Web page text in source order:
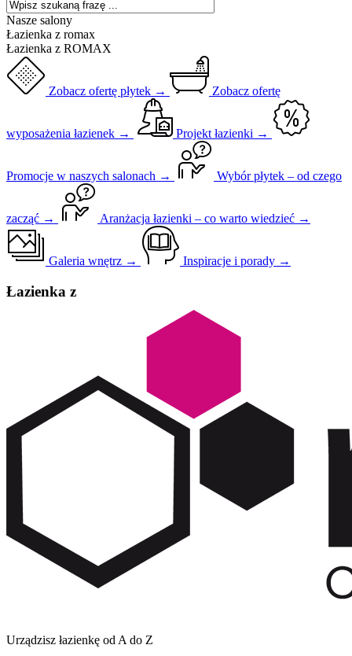
Nasze salony
Łazienka z romax
Łazienka z ROMAX
Zobacz ofertę płytek → Zobacz ofertę
wyposażenia łazienek → Projekt łazienki →
Promocje w naszych salonach → Wybór płytek – od czego
zacząć → Aranżacja łazienki – co warto wiedzieć →
Galeria wnętrz → Inspiracje i porady →
Łazienka z
Urządzisz łazienkę od A do Z